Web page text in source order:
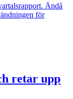
Ändå
för
retar upp